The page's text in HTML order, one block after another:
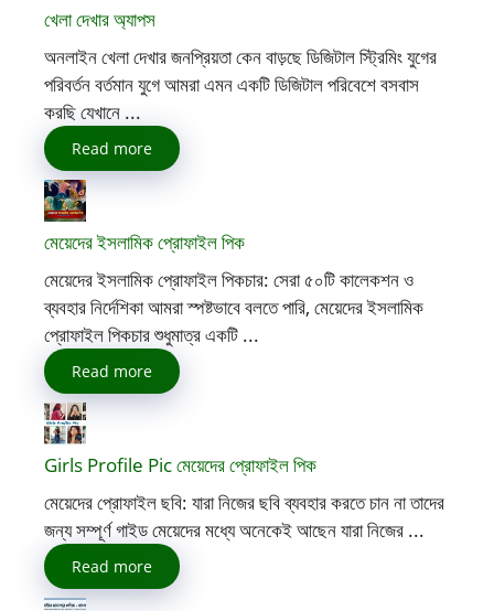
খেলা দেখার অ্যাপস
অনলাইন খেলা দেখার জনপ্রিয়তা কেন বাড়ছে ডিজিটাল স্ট্রিমিং যুগের
পরিবর্তন বর্তমান যুগে আমরা এমন একটি ডিজিটাল পরিবেশে বসবাস
করছি যেখানে ...
Read more
মেয়েদের ইসলামিক প্রোফাইল পিক
মেয়েদের ইসলামিক প্রোফাইল পিকচার: সেরা ৫০টি কালেকশন ও
ব্যবহার নির্দেশিকা আমরা স্পষ্টভাবে বলতে পারি, মেয়েদের ইসলামিক
প্রোফাইল পিকচার শুধুমাত্র একটি ...
Read more
Girls Profile Pic মেয়েদের প্রোফাইল পিক
মেয়েদের প্রোফাইল ছবি: যারা নিজের ছবি ব্যবহার করতে চান না তাদের
জন্য সম্পূর্ণ গাইড মেয়েদের মধ্যে অনেকেই আছেন যারা নিজের ...
Read more